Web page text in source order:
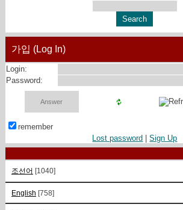
가입 (Log In)
Login:
Password:
remember
Lost password |Sign Up
조선어 [1040]
English [758]